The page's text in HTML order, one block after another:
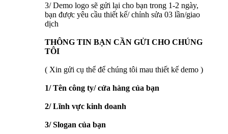
3/ Demo logo sẽ gửi lại cho bạn trong 1-2 ngày,
bạn được yêu cầu thiết kế/ chỉnh sửa 03 lần/giao
dịch
THÔNG TIN BẠN CẦN GỬI CHO CHÚNG
TÔI
( Xin gửi cụ thể để chúng tôi mau thiết kế demo )
1/ Tên công ty/ cửa hàng của bạn
2/ Lĩnh vực kinh doanh
3/ Slogan của bạn